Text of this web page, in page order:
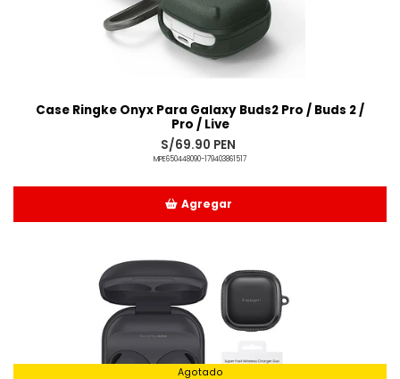
Case Ringke Onyx Para Galaxy Buds2 Pro / Buds 2 /
Pro / Live
S/69.90 PEN
MPE650448090-179403861517
Agregar
Agotado